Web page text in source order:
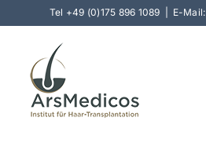
to
Tel +49 (0)175 896 1089 E-